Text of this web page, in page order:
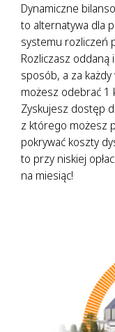
Dynamiczne
to alternatywa dla
systemu rozliczeń
Rozliczasz
sposób, a za
możesz odebrać 1
Zyskujesz dostęp
z którego możesz
pokrywać koszty
to przy niskiej
na miesiąc!